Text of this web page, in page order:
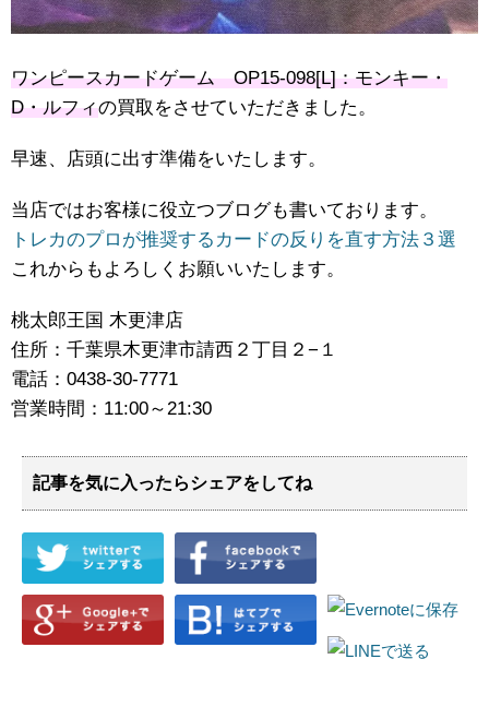
ワンピースカードゲーム OP15-098[L]：モンキー・
D・ルフィの買取をさせていただきました。
早速、店頭に出す準備をいたします。
当店ではお客様に役立つブログも書いております。
トレカのプロが推奨するカードの反りを直す方法３選
これからもよろしくお願いいたします。
桃太郎王国 木更津店
住所：千葉県木更津市請西２丁目２−１
電話：0438-30-7771
営業時間：11:00～21:30
記事を気に入ったらシェアをしてね